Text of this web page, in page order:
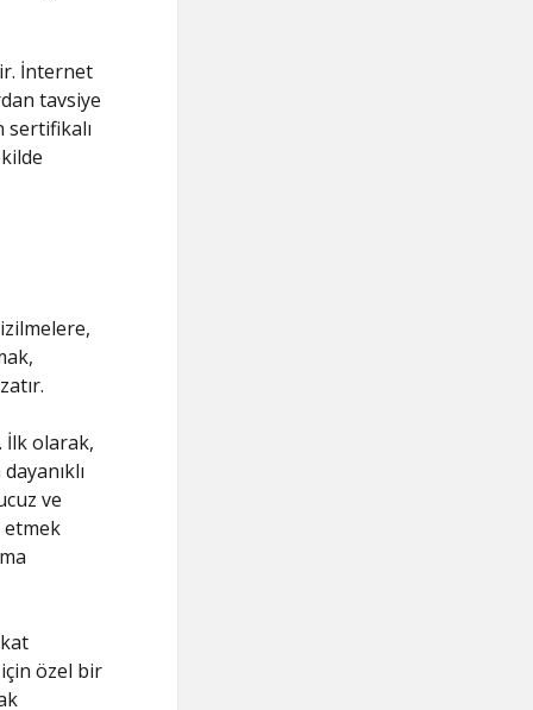
İnternet
tavsiye
İlk olarak,
ve
özel bir